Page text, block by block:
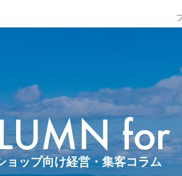
for
ョップ向け経営・集客コラム